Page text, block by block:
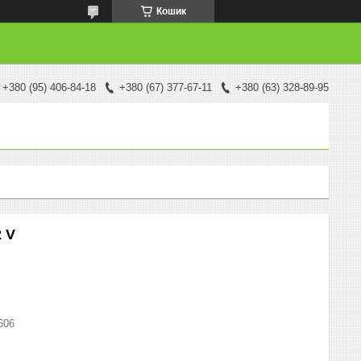
Кошик
+380 (95) 406-84-18 +380 (67) 377-67-11 +380 (63) 328-89-95
V